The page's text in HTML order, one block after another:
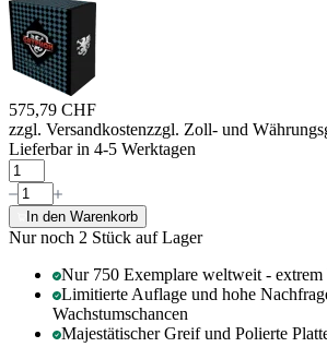
575,79 CHF
zzgl. Versandkostenzzgl. Zoll- und
Lieferbar in 4-5 Werktagen
In den Warenkorb
Nur noch 2 Stück auf Lager
Nur 750 Exemplare weltweit - extrem
Limitierte Auflage und hohe
Wachstumschancen
Majestätischer Greif und Polierte